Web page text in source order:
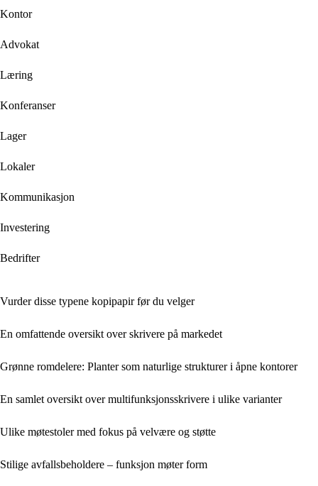
Kontor
Advokat
Læring
Konferanser
Lager
Lokaler
Kommunikasjon
Investering
Bedrifter
Vurder disse typene kopipapir før du velger
En omfattende oversikt over skrivere på markedet
Grønne romdelere: Planter som naturlige strukturer i åpne kontorer
En samlet oversikt over multifunksjonsskrivere i ulike varianter
Ulike møtestoler med fokus på velvære og støtte
Stilige avfallsbeholdere – funksjon møter form